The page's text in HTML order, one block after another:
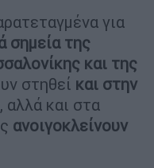
για
σημεία της
και της
στηθεί και στην
, αλλά και στα
ανοιγοκλείνουν